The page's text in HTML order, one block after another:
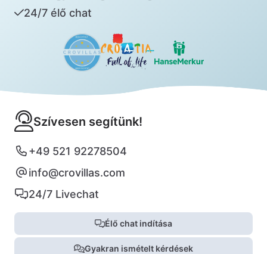
24/7 élő chat
Szívesen segítünk!
+49 521 92278504
info@crovillas.com
24/7 Livechat
Élő chat indítása
Gyakran ismételt kérdések